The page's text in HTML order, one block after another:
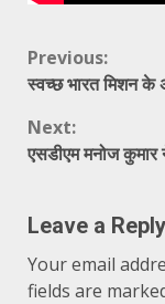
Continue
Previous:
स्वच्छ भारत मिशन के
Next:
एसडीएम मनोज कुमार
Leave a Reply
Your email
fields are